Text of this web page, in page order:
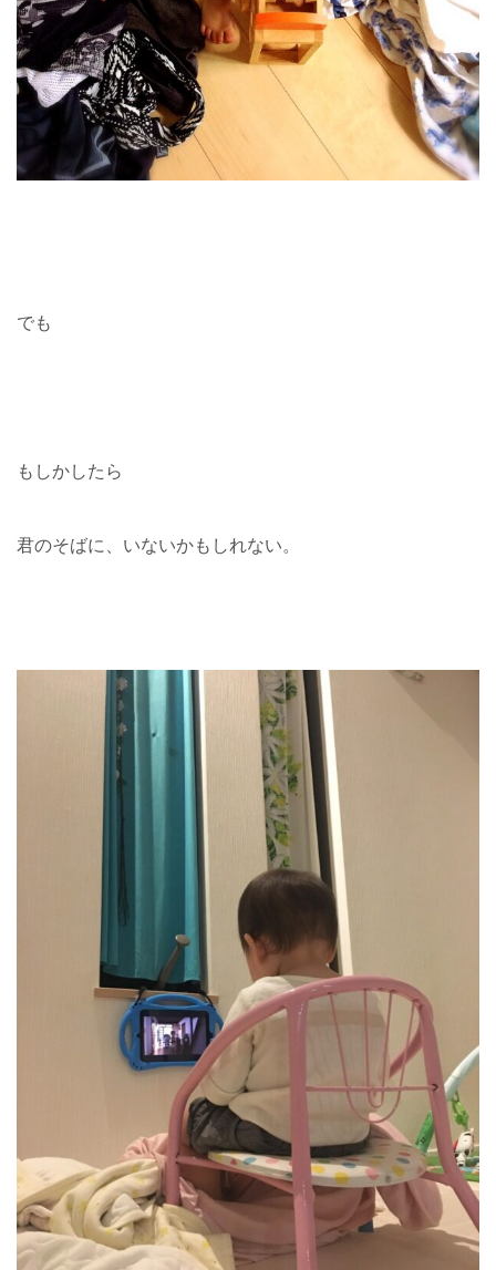
でも
もしかしたら
君のそばに、いないかもしれない。